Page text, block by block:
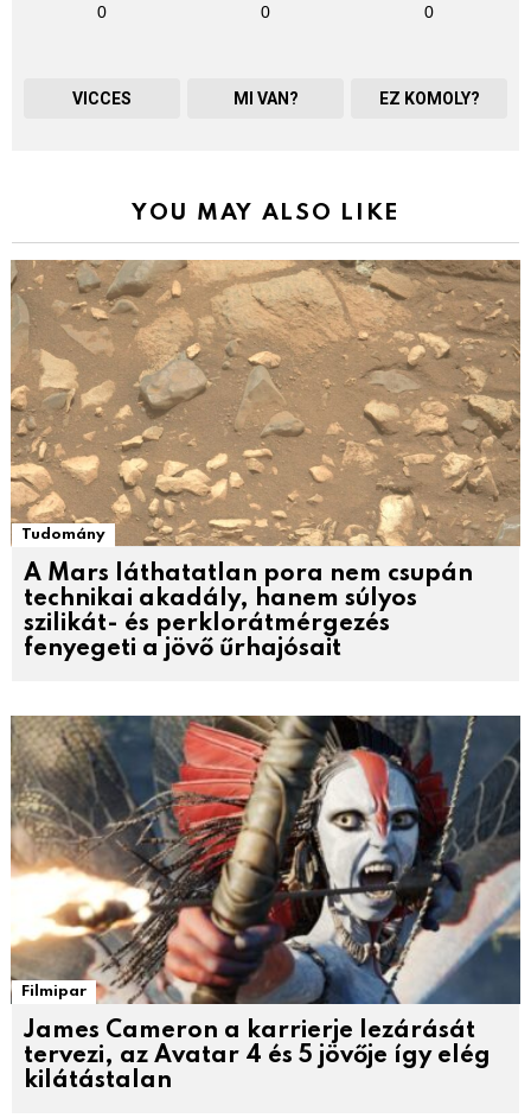
0
VICCES
0
MI VAN?
0
EZ KOMOLY?
YOU MAY ALSO LIKE
Tudomány
A Mars láthatatlan pora nem csupán
technikai akadály, hanem súlyos
szilikát- és perklorátmérgezés
fenyegeti a jövő űrhajósait
Filmipar
James Cameron a karrierje lezárását
tervezi, az Avatar 4 és 5 jövője így elég
kilátástalan